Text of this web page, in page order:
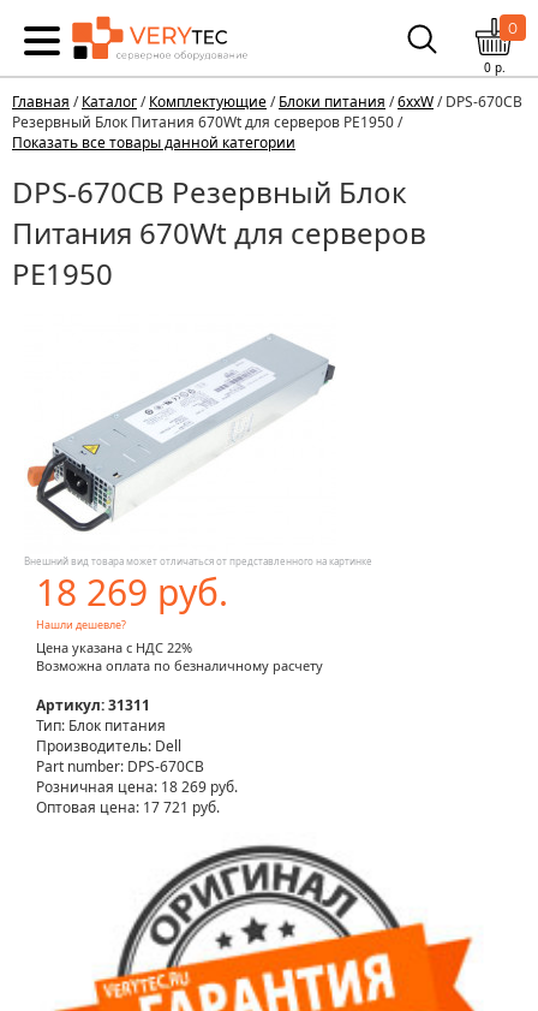
0
0р.
Главная /Каталог/Комплектующие/Блоки питания /6xxW/ DPS-670CB
Резервный Блок Питания 670Wt для серверов PE1950 /
Показать все товары данной категории
DPS-670CB Резервный Блок
Питания 670Wt для серверов
PE1950
Внешний вид товара может отличаться от представленного на картинке
18 269 руб.
Нашли дешевле?
Цена указана с НДС 22%
Возможна оплата по безналичному расчету
Артикул: 31311
Тип: Блок питания
Производитель: Dell
Part number: DPS-670CB
Розничная цена: 18 269 руб.
Оптовая цена: 17 721 руб.